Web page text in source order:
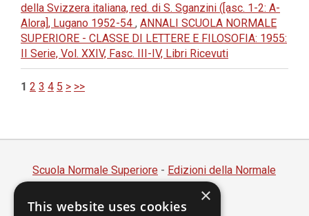
della Svizzera italiana, red. di S. Sganzini ([asc. 1-2: A-
Alora], Lugano 1952-54 , ANNALI SCUOLA NORMALE
SUPERIORE - CLASSE DI LETTERE E FILOSOFIA: 1955:
II Serie, Vol. XXIV, Fasc. III-IV, Libri Ricevuti
1 2 3 4 5 > >>
Scuola Normale Superiore - Edizioni della Normale
Piazza dei Cavalieri, 7 - 56126 Pisa
Codice fiscale 80005050507
×
This website uses cookies